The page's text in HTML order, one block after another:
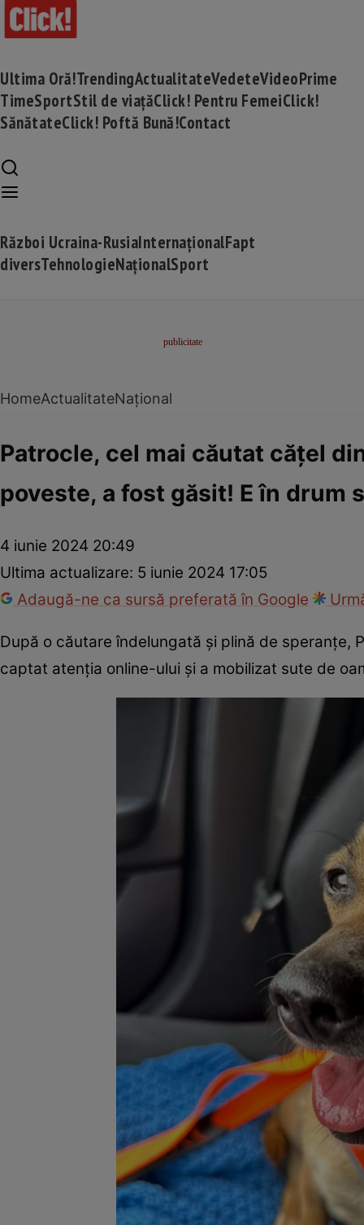
Ultima Oră!TrendingActualitateVedeteVideoPrime
TimeSportStil de viațăClick! Pentru FemeiClick!
SănătateClick! Poftă Bună!Contact
Război Ucraina-RusiaInternaționalFapt
diversTehnologieNaționalSport
HomeActualitateNațional
Patrocle, cel mai căutat cățel
poveste, a fost găsit! E în drum
4 iunie 2024 20:49
Ultima actualizare: 5 iunie 2024 17:05
Adaugă-ne ca sursă preferată în Google
După o căutare îndelungată și plină de speranțe,
captat atenția online-ului și a mobilizat sute de